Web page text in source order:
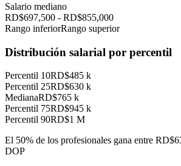
Salario mediano
RD$697,500 - RD$855,000
Rango inferiorRango superior
Distribución salarial por percentil
Percentil 10RD$485 k
Percentil 25RD$630 k
MedianaRD$765 k
Percentil 75RD$945 k
Percentil 90RD$1 M
El 50% de los profesionales gana entre
DOP